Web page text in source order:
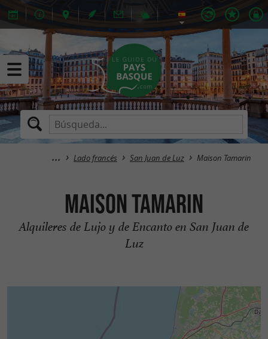
Lado francés San Juan de Luz Maison Tamarin
Maison Tamarin
Alquileres de Lujo y de Encanto en San Juan de
Luz